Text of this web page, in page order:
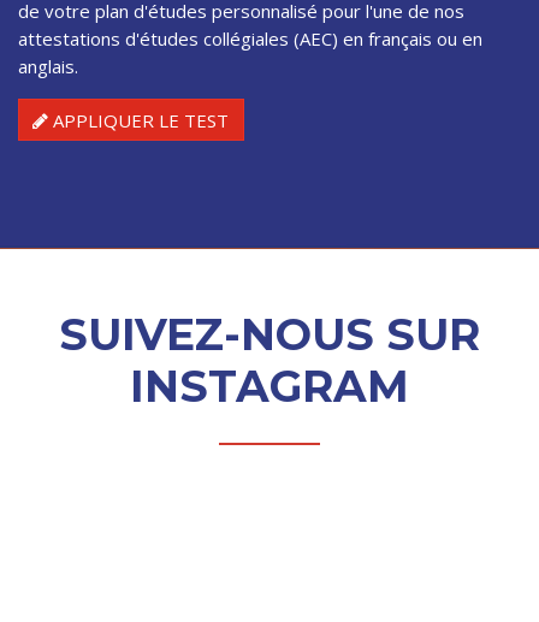
de votre plan d'études personnalisé pour l'une de nos
attestations d'études collégiales (AEC) en français ou en
anglais.
APPLIQUER LE TEST
SUIVEZ-NOUS SUR
INSTAGRAM